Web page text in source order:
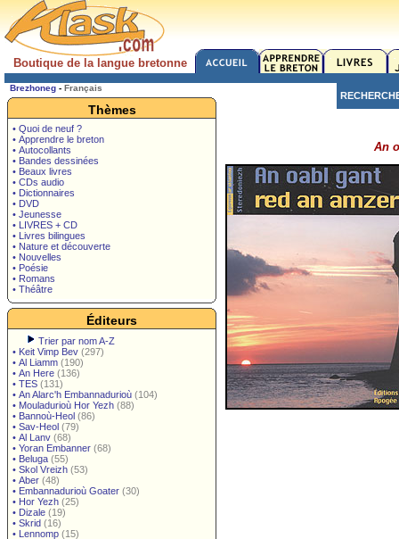
Boutique de la langue bretonne
Brezhoneg - Français
Thèmes
• Quoi de neuf ?
• Apprendre le breton
• Autocollants
• Bandes dessinées
• Beaux livres
• CDs audio
• Dictionnaires
• DVD
• Jeunesse
• LIVRES + CD
• Livres bilingues
• Nature et découverte
• Nouvelles
• Poésie
• Romans
• Théâtre
Éditeurs
Trier par nom A-Z
• Keit Vimp Bev (297)
• Al Liamm (190)
• An Here (136)
• TES (131)
• An Alarc'h Embannadurioù (104)
• Mouladurioù Hor Yezh (88)
• Bannoù-Heol (86)
• Sav-Heol (79)
• Al Lanv (68)
• Yoran Embanner (68)
• Beluga (55)
• Skol Vreizh (53)
• Aber (48)
• Embannadurioù Goater (30)
• Hor Yezh (25)
• Dizale (19)
• Skrid (16)
• Lennomp (15)
An